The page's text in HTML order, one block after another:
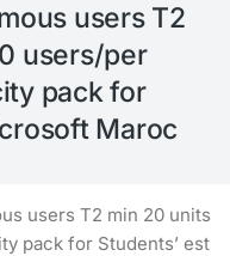
users T2
users/per
pack for
Maroc
users T2 min 20 units
pack for Students’ est